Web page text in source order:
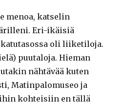
menoa, katselin
Eri-ikäisiä
oli liiketiloja.
puutaloja. Hieman
nähtävää kuten
Matinpalomuseo ja
kohteisiin en tällä